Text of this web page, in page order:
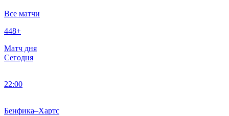
Все матчи
448+
Матч дня
Сегодня
22:00
Бенфика–Хартс